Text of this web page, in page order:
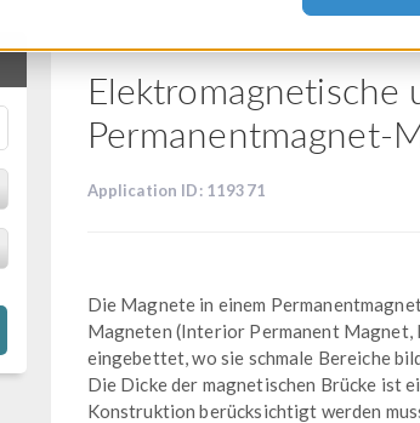
Elektromagnetische
Permanentmagnet-
Application ID: 119371
Die Magnete in einem
Magneten (Interior Permanent Magnet,
eingebettet, wo sie schmale Bereiche
Die Dicke der magnetischen Brücke ist
Konstruktion berücksichtigt werden